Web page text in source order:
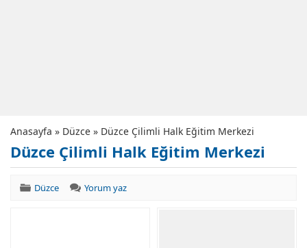
Anasayfa » Düzce » Düzce Çilimli Halk Eğitim Merkezi
Düzce Çilimli Halk Eğitim Merkezi
Düzce Yorum yaz